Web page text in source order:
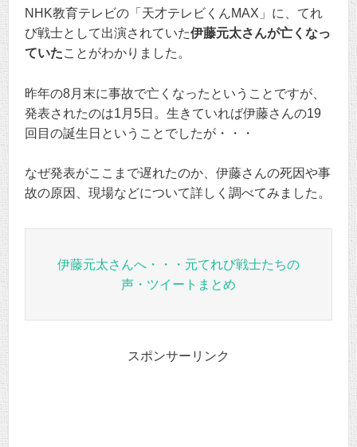
NHK教育テレビの「天才テレビくんMAX」に、てれ
び戦士として出演されていた伊藤元太さんが亡くなっ
ていたことがわかりました。
昨年の8月末に事故で亡くなったということですが、
発表されたのは1月5日。生きていれば伊藤さんの19
回目の誕生日ということでしたが・・・
なぜ発表がここまで遅れたのか、伊藤さんの死因や事
故の原因、現場などについて詳しく調べてみました。
伊藤元太さんへ・・・元てれび戦士たちの
声・ツイートまとめ
スポンサーリンク